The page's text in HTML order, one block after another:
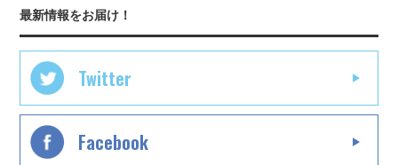
最新情報をお届け！
Twitter
Facebook